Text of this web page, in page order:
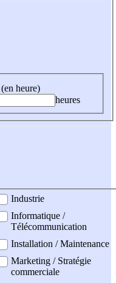
heure)
heures
Industrie
Informatique /
Télécommunication
Installation / Maintenance
Marketing / Stratégie
commerciale